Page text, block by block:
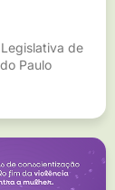
de
Paulo